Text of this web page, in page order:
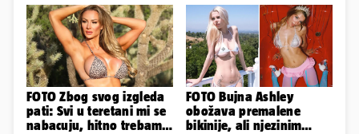
nastup
sin!
FOTO Zbog svog izgleda
pati: Svi u teretani mi se
nabacuju, hitno trebam
FOTO Bujna Ashley
obožava premalene
bikinije, ali njezinim